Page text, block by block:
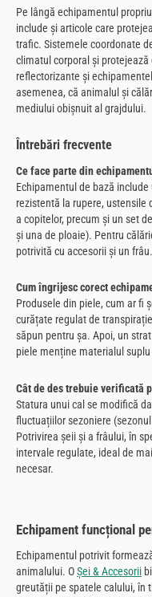
Pe lângă echipamentul
include și articole care
trafic. Sistemele coordonate
climatul corporal și
reflectorizante și
asemenea, că animalul și
mediului obișnuit al grajdului.
Întrebări frecvente
Ce face parte din
Echipamentul de bază
rezistentă la rupere, ustensile
a copitelor, precum și un set
și una de ploaie). Pentru
potrivită cu accesorii și un frâu.
Cum îngrijesc corect
Produsele din piele, cum ar fi
curățate regulat de
săpun pentru șa. Apoi, un
piele menține materialul
Cât de des trebuie verificată
Statura unui cal se modifică
fluctuațiilor sezoniere
Potrivirea șeii și a frâului, în
intervale regulate, ideal de
necesar.
Echipament funcțional
Echipamentul potrivit
animalului. OȘei & Accesorii
greutății pe spatele calului, în